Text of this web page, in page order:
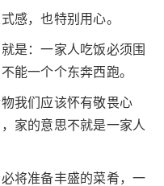
感，也特别用心。
是：一家人吃饭必须围
能一个个东奔西跑。
我们应该怀有敬畏心
家的意思不就是一家人
将准备丰盛的菜肴，一